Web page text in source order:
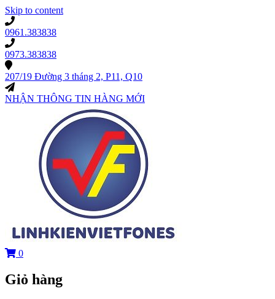
Skip to content
0961.383838
0973.383838
207/19 Đường 3 tháng 2, P11, Q10
NHẬN THÔNG TIN HÀNG MỚI
0
Giỏ hàng